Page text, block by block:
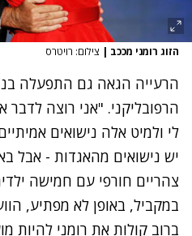
הזוג רומני מככב | צילום: רויטרס
הרעייה הגאה גם התפעלה
הרפובליקני. "אני רוצה
לי ולמיט אלה נישואים
יש נישואים מהאגדות - אבל
צהריים חורפי עם חמישה
במקביל, באופן לא מפתיע,
ברוב קולות את רומני להיות